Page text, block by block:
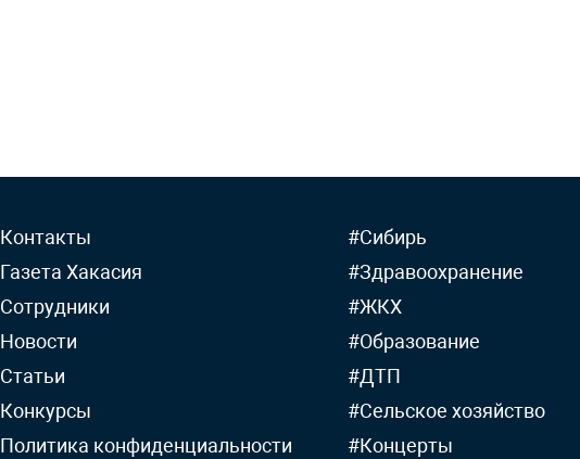
Контакты
Газета Хакасия
Сотрудники
Новости
Статьи
Конкурсы
Политика конфиденциальности
#Сибирь
#Здравоохранение
#ЖКХ
#Образование
#ДТП
#Сельское хозяйство
#Концерты